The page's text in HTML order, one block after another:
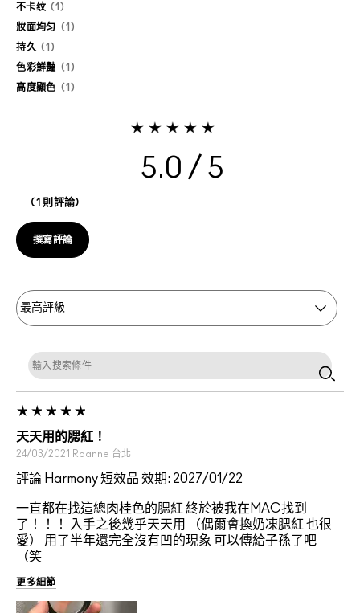
不卡纹 1
妝面均匀 1
持久 1
色彩鮮豔 1
高度顯色 1
5.0
1 則評論
撰寫評論
天天用的腮紅！
24/03/2021 Roanne 台北
評論 Harmony 短效品 效期: 2027/01/22
一直都在找這總肉桂色的腮紅 終於被我在MAC找到
了！！！ 入手之後幾乎天天用 （偶爾會換奶凍腮紅 也很
愛） 用了半年還完全沒有凹的現象 可以傳給子孫了吧
（笑
更多細節